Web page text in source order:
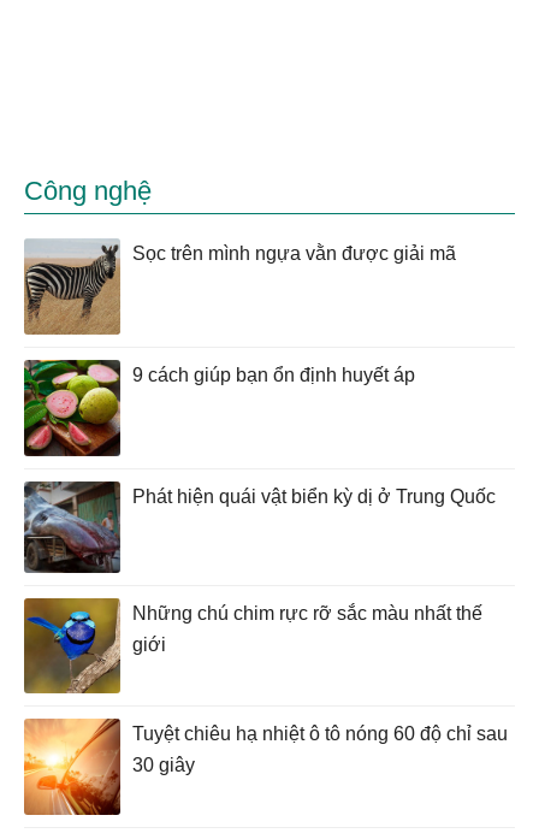
Công nghệ
Sọc trên mình ngựa vằn được giải mã
9 cách giúp bạn ổn định huyết áp
Phát hiện quái vật biển kỳ dị ở Trung Quốc
Những chú chim rực rỡ sắc màu nhất thế
giới
Tuyệt chiêu hạ nhiệt ô tô nóng 60 độ chỉ sau
30 giây